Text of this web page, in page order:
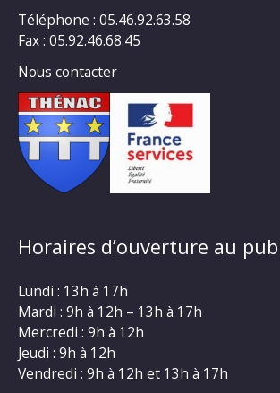
Téléphone : 05.46.92.63.58
Fax : 05.92.46.68.45
Nous contacter
Horaires d’ouverture au
Lundi : 13h à 17h
Mardi : 9h à 12h – 13h à 17h
Mercredi : 9h à 12h
Jeudi : 9h à 12h
Vendredi : 9h à 12h et 13h à 17h